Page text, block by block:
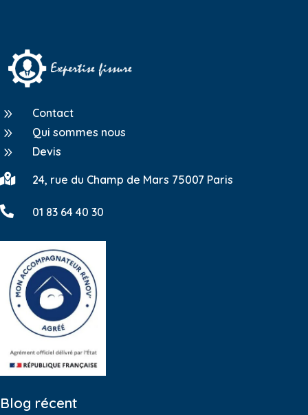
9 Contact
9 Qui sommes nous
9 Devis
 24, rue du Champ de Mars 75007 Paris
 01 83 64 40 30
Blog récent